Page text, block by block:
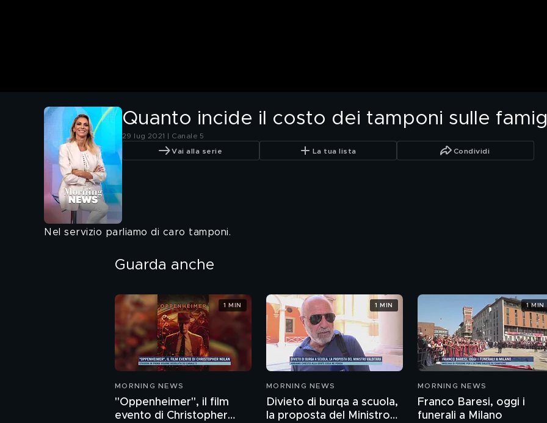
Quanto incide il costo dei tamponi sulle
29 lug 2021 | Canale 5
Vai alla serie La tua lista Condividi
Nel servizio parliamo di caro tamponi.
Guarda anche
MORNING NEWS
"Oppenheimer", il film
evento di Christopher
1 MIN
MORNING NEWS
Divieto di burqa a scuola,
la proposta del Ministro
1 MIN
MORNING NEWS
Franco Baresi, oggi i
funerali a Milano
1 MIN